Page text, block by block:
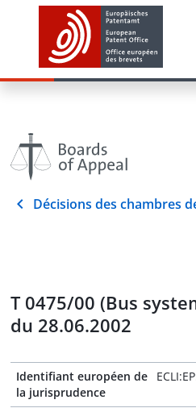
Décisions des chambres
T 0475/00 (Bus
du 28.06.2002
Identifiant européen de
la jurisprudence